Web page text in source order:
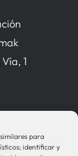
para
identificar y
1